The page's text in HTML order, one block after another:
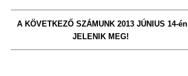
A KÖVETKEZŐ SZÁMUNK 2013 JÚNIUS 14-én
JELENIK MEG!